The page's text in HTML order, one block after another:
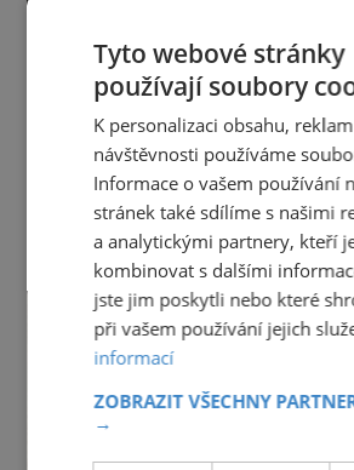
Tyto webové stránky
používají soubory
K personalizaci obsahu,
návštěvnosti používáme
Informace o vašem používání
stránek také sdílíme s našimi
a analytickými partnery, kteří
kombinovat s dalšími
jste jim poskytli nebo které
při vašem používání jejich
informací
ZOBRAZIT VŠECHNY
→